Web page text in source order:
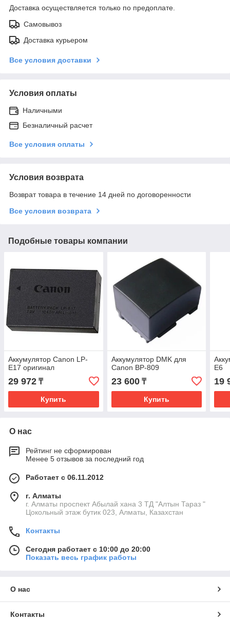
Доставка осуществляется только по предоплате.
Самовывоз
Доставка курьером
Все условия доставки
Условия оплаты
Наличными
Безналичный расчет
Все условия оплаты
Условия возврата
Возврат товара в течение 14 дней по договоренности
Все условия возврата
Подобные товары компании
Аккумулятор Canon LP-
E17 оригинал
29 972 ₸
Купить
Аккумулятор DMK для
Canon BP-809
23 600₸
Купить
E6
19
О нас
Рейтинг не сформирован
Менее 5 отзывов за последний год
Работает с 06.11.2012
г. Алматы
г. Алматы проспект Абылай хана 3 ТД "Алтын Тараз "
Цокольный этаж бутик 023, Алматы, Казахстан
Контакты
Сегодня работает с 10:00 до 20:00
Показать весь график работы
О нас
Контакты